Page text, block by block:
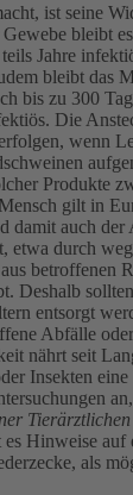
ist seine
bleibt
Jahre
bleibt das
bis zu 300
Die
wenn
Produkte
gilt in
damit auch der
etwa durch
betroffenen
Deshalb
entsorgt
Abfälle
nährt seit
Insekten
Hinweise auf
als